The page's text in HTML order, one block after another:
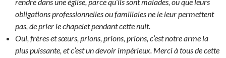
obligations professionnelles ou familiales ne le leur permettent
pas, de prier le chapelet pendant cette nuit.
Oui, frères et sœurs, prions, prions, prions, c’est notre arme la
plus puissante, et c’est un devoir impérieux. Merci à tous de cette